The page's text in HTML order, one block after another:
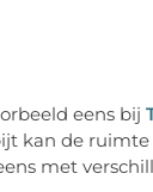
eens bij
kan de
met